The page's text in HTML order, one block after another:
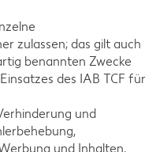
CLASSIC
XXL
8 St. = 800-ml-Großpackg.
zulassen; das gilt auch
benannten Zwecke
des IAB TCF für
und
und Inhalten,